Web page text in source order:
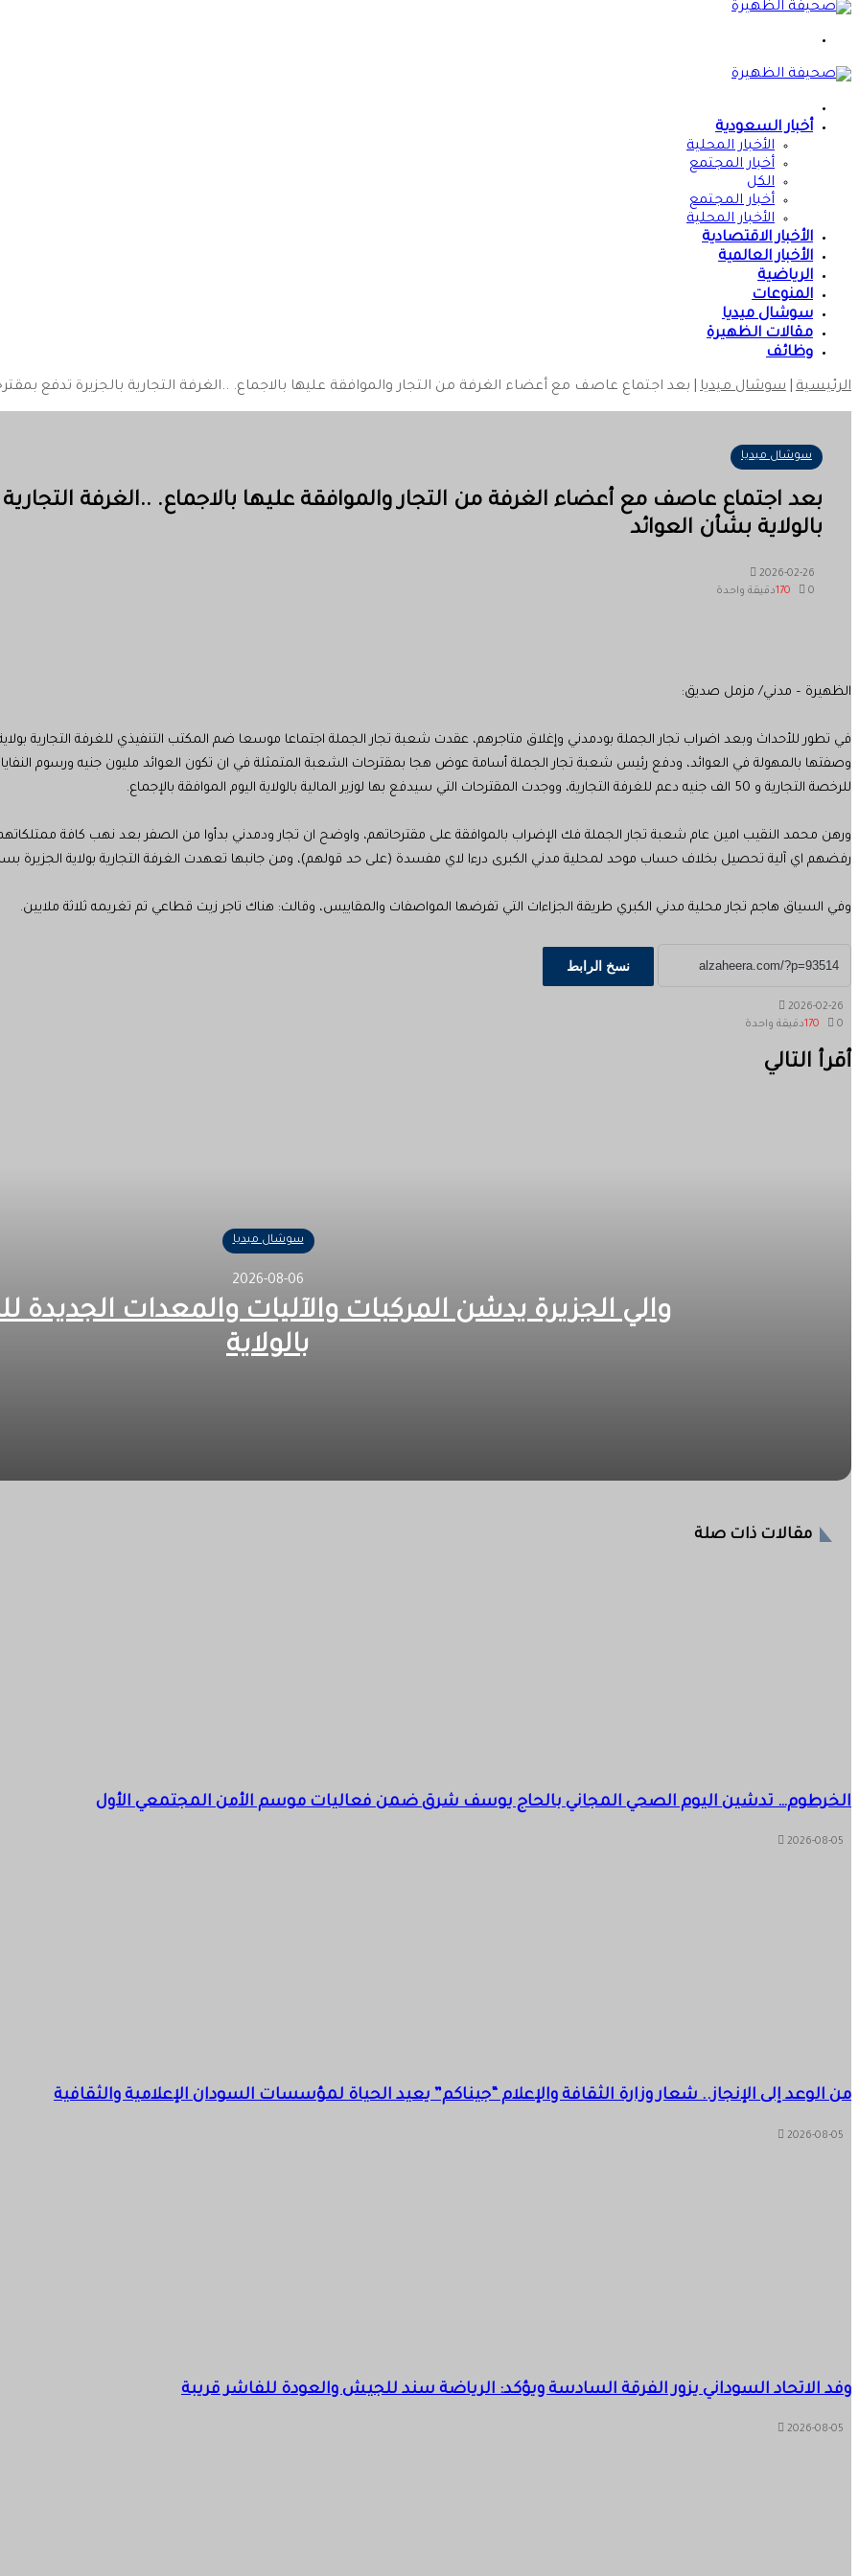
أخبار السعودية
الأخبار المحلية
أخبار المجتمع
الكل
أخبار المجتمع
الأخبار المحلية
الأخبار الاقتصادية
الأخبار العالمية
الرياضية
المنوعات
سوشال ميديا
مقالات الظهيرة
وظائف
الرئيسية سوشال ميديا بعد اجتماع عاصف مع أعضاء الغرفة من التجار والموافقة عليها بالاجماع. ..الغرفة التجارية بالجزيرة تدفع
سوشال ميديا
بعد اجتماع عاصف مع أعضاء الغرفة من التجار والموافقة عليها بالاجماع. ..الغرفة التجارية
بالولاية بشأن العوائد
2026-02-26
0
170دقيقة واحدة
الظهيرة – مدني/ مزمل صديق:
في تطور للأحداث وبعد اضراب تجار الجملة بودمدني وإغلاق متاجرهم، عقدت شعبة تجار الجملة اجتماعا موسعا ضم المكتب التنفيذي للغرفة التجارية
للرخصة التجارية و 50 الف جنيه دعم للغرفة التجارية، ووجدت المقترحات التي سيدفع بها لوزير المالية بالولاية اليوم الموافقة بالإجماع.
ورهن محمد النقيب امين عام شعبة تجار الجملة فك الإضراب بالموافقة على مقترحاتهم، واوضح ان تجار ودمدني بدأوا من الصفر بعد نهب كافة
رفضهم اي آلية تحصيل بخلاف حساب موحد لمحلية مدني الكبرى درءا لاي مفسدة (على حد قولهم)، ومن جانبها تعهدت الغرفة التجارية بولاية الجزيرة
وفي السياق هاجم تجار محلية مدني الكبري طريقة الجزاءات التي تفرضها المواصفات والمقاييس، وقالت: هناك تاجر زيت قطاعي تم تغريمه ثلاثة ملايين.
نسخ الرابط
2026-02-26
0
170دقيقة واحدة
فيسبوك
‫X
ماسنجر
ماسنجر
واتساب
تيلقرام
مشاركة
عبر
طباعة
أقرأ التالي
سوشال ميديا
2026-08-06
والي الجزيرة يدشن المركبات والآليات والمعدات الجديدة
بالولاية
2026-08-06
مقالات ذات صلة
الخرطوم… تدشين اليوم الصحي المجاني بالحاج يوسف شرق ضمن فعاليات موسم الأمن المجتمعي الأول
2026-08-05
من الوعد إلى الإنجاز.. شعار وزارة الثقافة والإعلام “جيناكم” يعيد الحياة لمؤسسات السودان الإعلامية والثقافية
2026-08-05
وفد الاتحاد السوداني يزور الفرقة السادسة ويؤكد: الرياضة سند للجيش والعودة للفاشر قريبة
2026-08-05